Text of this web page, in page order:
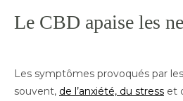
Le CBD apaise les
Les symptômes provoqués par
souvent, de l’anxiété, du stress et